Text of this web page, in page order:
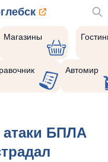
Магазины
Автомир
атаки БПЛА